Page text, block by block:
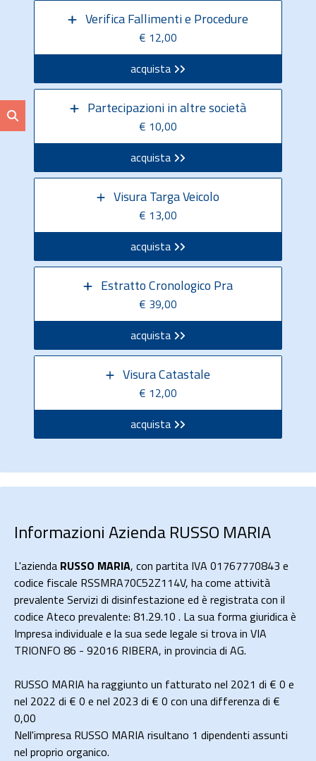
Verifica Fallimenti e Procedure
€ 12,00
acquista
Partecipazioni in altre società
€ 10,00
acquista
Visura Targa Veicolo
€ 13,00
acquista
Estratto Cronologico Pra
€ 39,00
acquista
Visura Catastale
€ 12,00
acquista
Informazioni Azienda RUSSO MARIA
L'azienda RUSSO MARIA, con partita IVA 01767770843 e
codice fiscale RSSMRA70C52Z114V, ha come attività
prevalente Servizi di disinfestazione ed è registrata con il
codice Ateco prevalente: 81.29.10 . La sua forma giuridica è
Impresa individuale e la sua sede legale si trova in VIA
TRIONFO 86 - 92016 RIBERA, in provincia di AG.
RUSSO MARIA ha raggiunto un fatturato nel 2021 di € 0 e
nel 2022 di € 0 e nel 2023 di € 0 con una differenza di €
0,00
Nell'impresa RUSSO MARIA risultano 1 dipendenti assunti
nel proprio organico.